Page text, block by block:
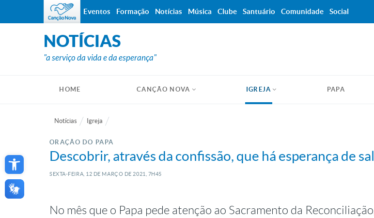
Open toolbar
NOTÍCIAS
"a serviço da vida e da esperança"
HOME CANÇÃO NOVA IGREJA PAPA
Notícias Igreja
ORAÇÃO DO PAPA
Descobrir, através da confissão, que há esperança de
SEXTA-FEIRA, 12 DE MARÇO DE 2021, 7H45
No mês que o Papa pede atenção ao Sacramento da
Eventos Formação Notícias Música Clube Santuário Comunidade Social